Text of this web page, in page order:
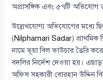
অপ্রাসঙ্গিক এবং ৫৭টি অভিযোগ
উল্লেখযোগ্য অভিযোগের মধ্যে
(Nilphamari Sadar) প্রাথমিক
নামে ভূয়া বিল ভাউচার তৈরি
বদলির নির্দেশ দেওয়া হয়।
অফিস সহকারী বোরহান উদ্দিন